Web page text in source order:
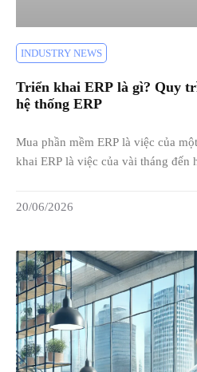
INDUSTRY NEWS
Triển khai ERP là gì? Quy
hệ thống ERP
Mua phần mềm ERP là việc của
khai ERP là việc của vài tháng đến
20/06/2026